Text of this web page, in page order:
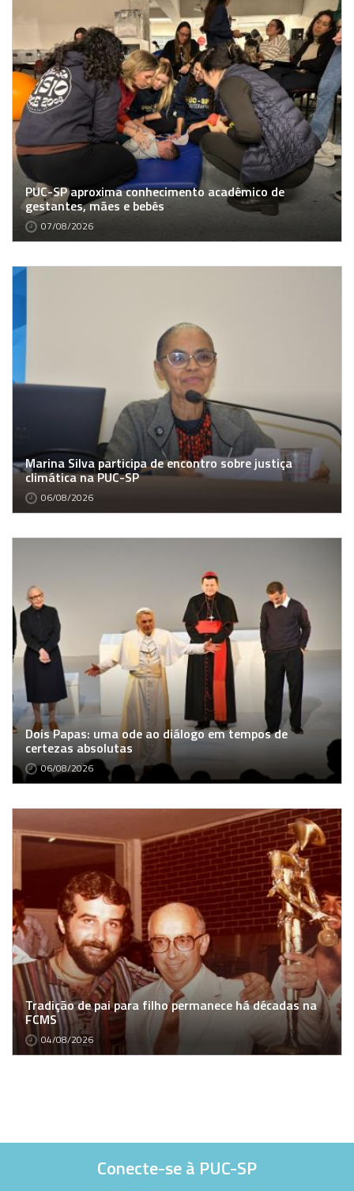
PUC-SP aproxima conhecimento acadêmico de
gestantes, mães e bebês
07/08/2026
Marina Silva participa de encontro sobre justiça
climática na PUC-SP
06/08/2026
Dois Papas: uma ode ao diálogo em tempos de
certezas absolutas
06/08/2026
Tradição de pai para filho permanece há décadas na
FCMS
04/08/2026
Conecte-se à PUC-SP